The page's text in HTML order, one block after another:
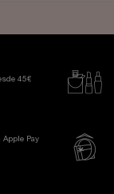
45€
Apple Pay